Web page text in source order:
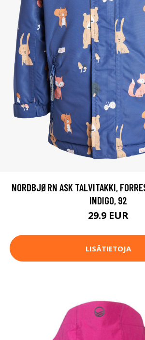
NORDBJØRN ASK TALVITAKKI,
INDIGO, 92
29.9 EUR
LISÄTIETOJA